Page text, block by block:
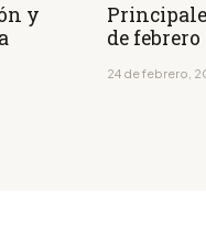
y
de febrero
24 de febrero,